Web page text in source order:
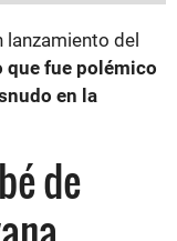
lanzamiento del
que fue polémico
en la
de